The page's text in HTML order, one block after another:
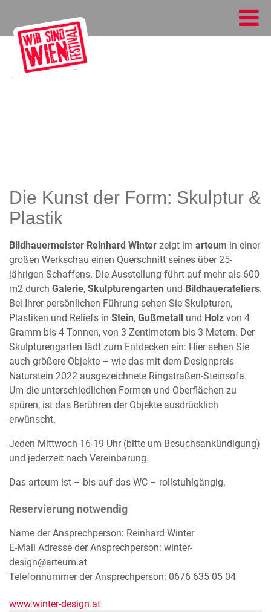
Die Kunst der Form: Skulptur &
Plastik
Bildhauermeister Reinhard Winter zeigt im arteum in einer
großen Werkschau einen Querschnitt seines über 25-
jährigen Schaffens. Die Ausstellung führt auf mehr als 600
m2 durch Galerie, Skulpturengarten und Bildhauerateliers.
Bei Ihrer persönlichen Führung sehen Sie Skulpturen,
Plastiken und Reliefs in Stein, Gußmetall und Holz von 4
Gramm bis 4 Tonnen, von 3 Zentimetern bis 3 Metern. Der
Skulpturengarten lädt zum Entdecken ein: Hier sehen Sie
auch größere Objekte – wie das mit dem Designpreis
Naturstein 2022 ausgezeichnete Ringstraßen-Steinsofa.
Um die unterschiedlichen Formen und Oberflächen zu
spüren, ist das Berühren der Objekte ausdrücklich
erwünscht.
Jeden Mittwoch 16-19 Uhr (bitte um Besuchsankündigung)
und jederzeit nach Vereinbarung.
Das arteum ist – bis auf das WC – rollstuhlgängig.
Reservierung notwendig
Name der Ansprechperson: Reinhard Winter
E-Mail Adresse der Ansprechperson: winter-
design@arteum.at
Telefonnummer der Ansprechperson: 0676 635 05 04
www.winter-design.at